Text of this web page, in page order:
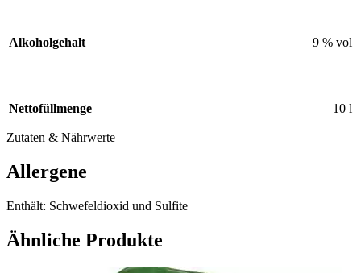
Alkoholgehalt 9 % vol
Nettofüllmenge 10 l
Zutaten & Nährwerte
Allergene
Enthält: Schwefeldioxid und Sulfite
Ähnliche Produkte